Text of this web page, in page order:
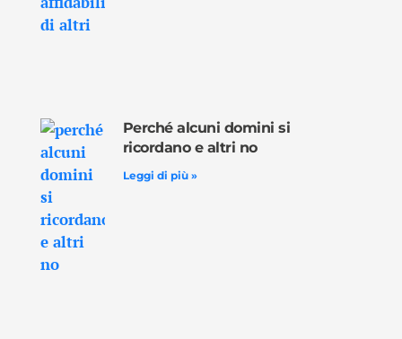
Perché alcuni domini si
ricordano e altri no
Leggi di più »